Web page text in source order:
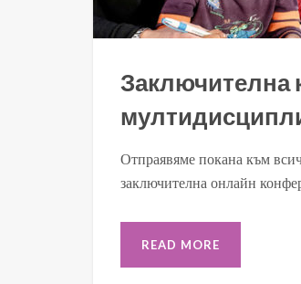
Заключителна
Отпраявяме покана към
заключителна онлайн
READ MORE